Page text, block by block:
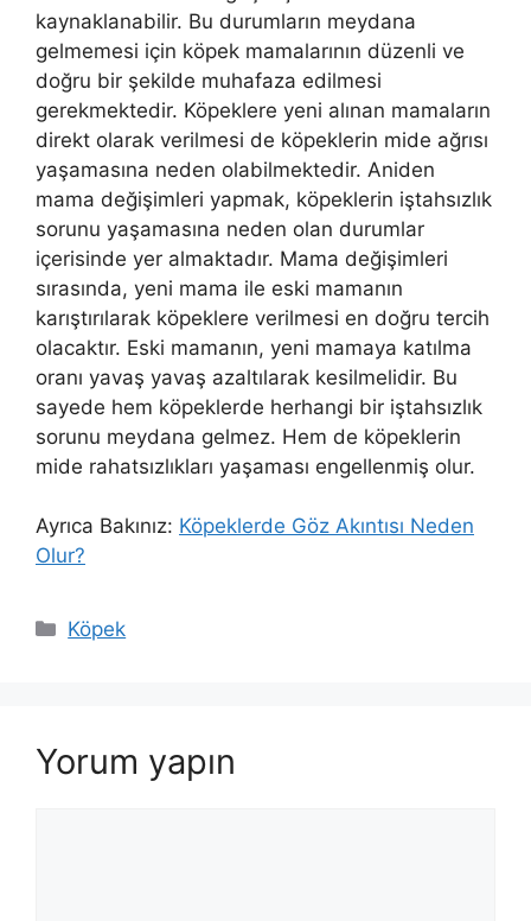
kaynaklanabilir. Bu durumların meydana
gelmemesi için köpek mamalarının düzenli ve
doğru bir şekilde muhafaza edilmesi
gerekmektedir. Köpeklere yeni alınan mamaların
direkt olarak verilmesi de köpeklerin mide ağrısı
yaşamasına neden olabilmektedir. Aniden
mama değişimleri yapmak, köpeklerin iştahsızlık
sorunu yaşamasına neden olan durumlar
içerisinde yer almaktadır. Mama değişimleri
sırasında, yeni mama ile eski mamanın
karıştırılarak köpeklere verilmesi en doğru tercih
olacaktır. Eski mamanın, yeni mamaya katılma
oranı yavaş yavaş azaltılarak kesilmelidir. Bu
sayede hem köpeklerde herhangi bir iştahsızlık
sorunu meydana gelmez. Hem de köpeklerin
mide rahatsızlıkları yaşaması engellenmiş olur.
Ayrıca Bakınız: Köpeklerde Göz Akıntısı Neden
Olur?
Kategoriler
Köpek
Yorum yapın